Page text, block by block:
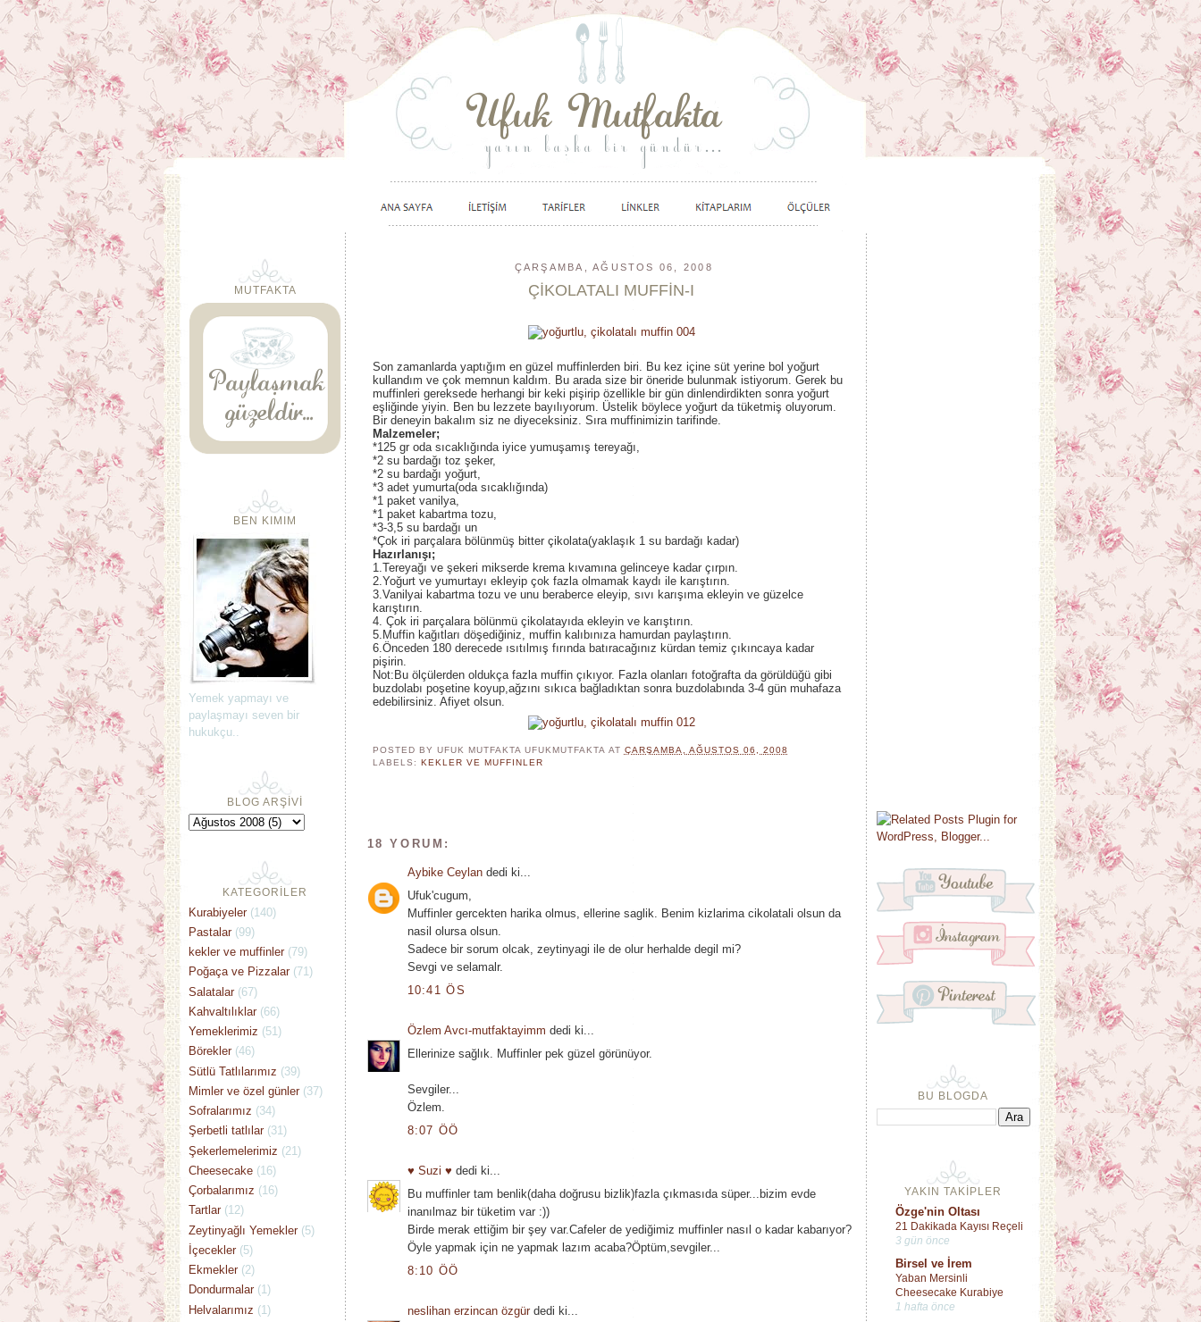
BU BLOGDA
YAKIN TAKİPLER
Özge'nin Oltası
21 Dakikada Kayısı Reçeli
3 gün önce
Birsel ve İrem
Yaban Mersinli
Cheesecake Kurabiye
1 hafta önce
ÇARŞAMBA, AĞUSTOS 06, 2008
ÇİKOLATALI MUFFİN-I
Son zamanlarda yaptığım en güzel muffinlerden biri. Bu kez içine süt yerine bol yoğurt
kullandım ve çok memnun kaldım. Bu arada size bir öneride bulunmak istiyorum. Gerek bu
muffinleri gereksede herhangi bir keki pişirip özellikle bir gün dinlendirdikten sonra yoğurt
eşliğinde yiyin. Ben bu lezzete bayılıyorum. Üstelik böylece yoğurt da tüketmiş oluyorum.
Bir deneyin bakalım siz ne diyeceksiniz. Sıra muffinimizin tarifinde.
Malzemeler;
*125 gr oda sıcaklığında iyice yumuşamış tereyağı,
*2 su bardağı toz şeker,
*2 su bardağı yoğurt,
*3 adet yumurta(oda sıcaklığında)
*1 paket vanilya,
*1 paket kabartma tozu,
*3-3,5 su bardağı un
*Çok iri parçalara bölünmüş bitter çikolata(yaklaşık 1 su bardağı kadar)
Hazırlanışı;
1.Tereyağı ve şekeri mikserde krema kıvamına gelinceye kadar çırpın.
2.Yoğurt ve yumurtayı ekleyip çok fazla olmamak kaydı ile karıştırın.
3.Vanilyai kabartma tozu ve unu beraberce eleyip, sıvı karışıma ekleyin ve güzelce
karıştırın.
4. Çok iri parçalara bölünmü çikolatayıda ekleyin ve karıştırın.
5.Muffin kağıtları döşediğiniz, muffin kalıbınıza hamurdan paylaştırın.
6.Önceden 180 derecede ısıtılmış fırında batıracağınız kürdan temiz çıkıncaya kadar
pişirin.
Not:Bu ölçülerden oldukça fazla muffin çıkıyor. Fazla olanları fotoğrafta da görüldüğü gibi
buzdolabı poşetine koyup,ağzını sıkıca bağladıktan sonra buzdolabında 3-4 gün muhafaza
edebilirsiniz. Afiyet olsun.
POSTED BY UFUK MUTFAKTAUFUKMUTFAKTA AT ÇARŞAMBA, AĞUSTOS 06, 2008
LABELS:KEKLER VE MUFFINLER
18 YORUM:
Aybike Ceylandedi ki...
Ufuk'cugum,
Muffinler gercekten harika olmus, ellerine saglik. Benim kizlarima cikolatali olsun da
nasil olursa olsun.
Sadece bir sorum olcak, zeytinyagi ile de olur herhalde degil mi?
Sevgi ve selamalr.
10:41 ÖS
Özlem Avcı-mutfaktayimm dedi ki...
Ellerinize sağlık. Muffinler pek güzel görünüyor.
Sevgiler...
Özlem.
8:07 ÖÖ
♥ Suzi ♥ dedi ki...
Bu muffinler tam benlik(daha doğrusu bizlik)fazla çıkmasıda süper...bizim evde
inanılmaz bir tüketim var :))
Birde merak ettiğim bir şey var.Cafeler de yediğimiz muffinler nasıl o kadar kabarıyor?
Öyle yapmak için ne yapmak lazım acaba?Öptüm,sevgiler...
8:10 ÖÖ
neslihan erzincan özgürdedi ki...
MUTFAKTA
BEN KIMIM
Yemek yapmayı ve
paylaşmayı seven bir
hukukçu..
BLOG ARŞİVİ
KATEGORİLER
Kurabiyeler (140)
Pastalar (99)
kekler ve muffinler (79)
Poğaça ve Pizzalar (71)
Salatalar (67)
Kahvaltılıklar (66)
Yemeklerimiz (51)
Börekler (46)
Sütlü Tatlılarımız (39)
Mimler ve özel günler (37)
Sofralarımız (34)
Şerbetli tatlılar (31)
Şekerlemelerimiz (21)
Cheesecake (16)
Çorbalarımız (16)
Tartlar (12)
Zeytinyağlı Yemekler (5)
İçecekler (5)
Ekmekler (2)
Dondurmalar (1)
Helvalarımız (1)